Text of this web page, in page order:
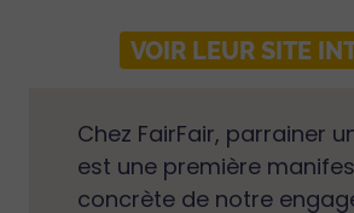
VOIR LEUR SITE
Chez FairFair, parrainer
est une première
concrète de notre